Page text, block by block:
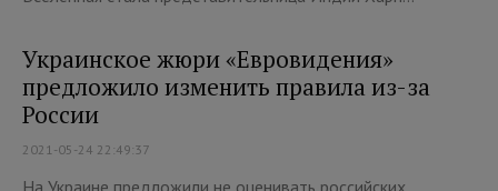
Украинское жюри «Евровидения»
предложило изменить правила из-за
России
2021-05-24 22:49:37